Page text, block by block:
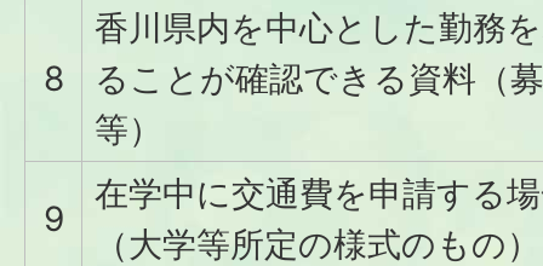
8
香川県内を中心とした勤務
ることが確認できる資料（
等）
9
在学中に交通費を申請する
（大学等所定の様式のもの）